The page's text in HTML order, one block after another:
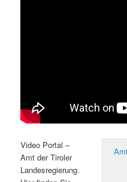
Video Portal –
Amt der Tiroler
Landesregierung.